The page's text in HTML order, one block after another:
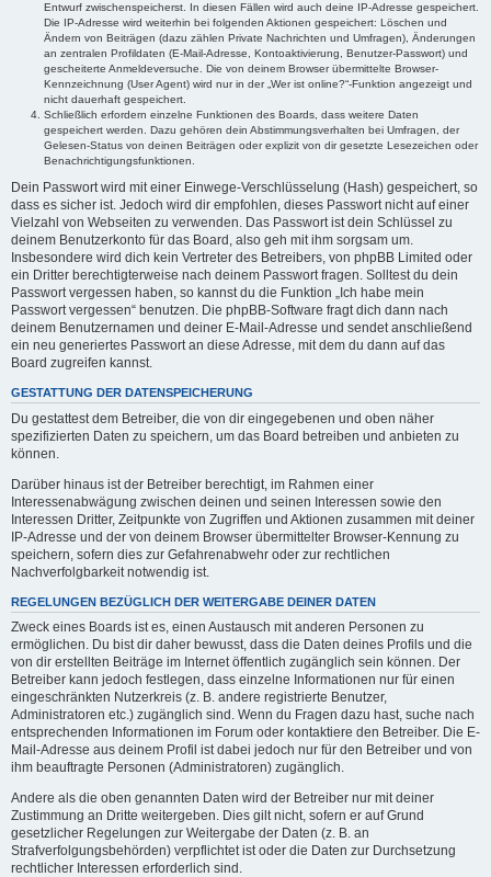
Entwurf zwischenspeicherst. In diesen Fällen wird auch deine IP-Adresse gespeichert.
Die IP-Adresse wird weiterhin bei folgenden Aktionen gespeichert: Löschen und
Ändern von Beiträgen (dazu zählen Private Nachrichten und Umfragen), Änderungen
an zentralen Profildaten (E-Mail-Adresse, Kontoaktivierung, Benutzer-Passwort) und
gescheiterte Anmeldeversuche. Die von deinem Browser übermittelte Browser-
Kennzeichnung (User Agent) wird nur in der „Wer ist online?“-Funktion angezeigt und
nicht dauerhaft gespeichert.
Schließlich erfordern einzelne Funktionen des Boards, dass weitere Daten
gespeichert werden. Dazu gehören dein Abstimmungsverhalten bei Umfragen, der
Gelesen-Status von deinen Beiträgen oder explizit von dir gesetzte Lesezeichen oder
Benachrichtigungsfunktionen.
Dein Passwort wird mit einer Einwege-Verschlüsselung (Hash) gespeichert, so
dass es sicher ist. Jedoch wird dir empfohlen, dieses Passwort nicht auf einer
Vielzahl von Webseiten zu verwenden. Das Passwort ist dein Schlüssel zu
deinem Benutzerkonto für das Board, also geh mit ihm sorgsam um.
Insbesondere wird dich kein Vertreter des Betreibers, von phpBB Limited oder
ein Dritter berechtigterweise nach deinem Passwort fragen. Solltest du dein
Passwort vergessen haben, so kannst du die Funktion „Ich habe mein
Passwort vergessen“ benutzen. Die phpBB-Software fragt dich dann nach
deinem Benutzernamen und deiner E-Mail-Adresse und sendet anschließend
ein neu generiertes Passwort an diese Adresse, mit dem du dann auf das
Board zugreifen kannst.
GESTATTUNG DER DATENSPEICHERUNG
Du gestattest dem Betreiber, die von dir eingegebenen und oben näher
spezifizierten Daten zu speichern, um das Board betreiben und anbieten zu
können.
Darüber hinaus ist der Betreiber berechtigt, im Rahmen einer
Interessenabwägung zwischen deinen und seinen Interessen sowie den
Interessen Dritter, Zeitpunkte von Zugriffen und Aktionen zusammen mit deiner
IP-Adresse und der von deinem Browser übermittelter Browser-Kennung zu
speichern, sofern dies zur Gefahrenabwehr oder zur rechtlichen
Nachverfolgbarkeit notwendig ist.
REGELUNGEN BEZÜGLICH DER WEITERGABE DEINER DATEN
Zweck eines Boards ist es, einen Austausch mit anderen Personen zu
ermöglichen. Du bist dir daher bewusst, dass die Daten deines Profils und die
von dir erstellten Beiträge im Internet öffentlich zugänglich sein können. Der
Betreiber kann jedoch festlegen, dass einzelne Informationen nur für einen
eingeschränkten Nutzerkreis (z. B. andere registrierte Benutzer,
Administratoren etc.) zugänglich sind. Wenn du Fragen dazu hast, suche nach
entsprechenden Informationen im Forum oder kontaktiere den Betreiber. Die E-
Mail-Adresse aus deinem Profil ist dabei jedoch nur für den Betreiber und von
ihm beauftragte Personen (Administratoren) zugänglich.
Andere als die oben genannten Daten wird der Betreiber nur mit deiner
Zustimmung an Dritte weitergeben. Dies gilt nicht, sofern er auf Grund
gesetzlicher Regelungen zur Weitergabe der Daten (z. B. an
Strafverfolgungsbehörden) verpflichtet ist oder die Daten zur Durchsetzung
rechtlicher Interessen erforderlich sind.